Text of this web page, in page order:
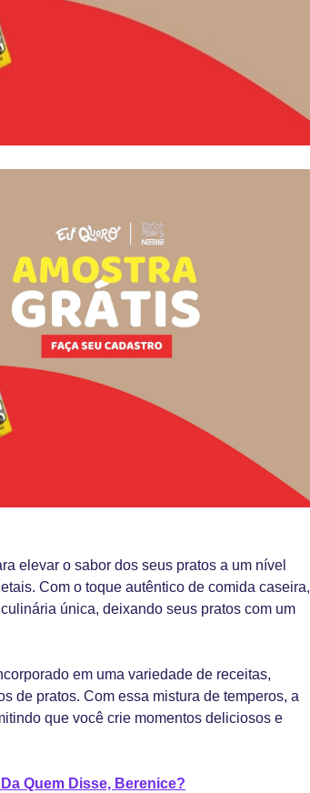
elevar o sabor dos seus pratos a um nível
Com o toque autêntico de comida caseira,
única, deixando seus pratos com um
em uma variedade de receitas,
de pratos. Com essa mistura de temperos, a
que você crie momentos deliciosos e
Quem Disse, Berenice?